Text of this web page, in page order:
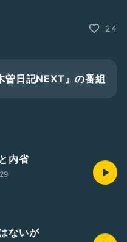
24
曽日記NEXT』の番組
内省
ないが